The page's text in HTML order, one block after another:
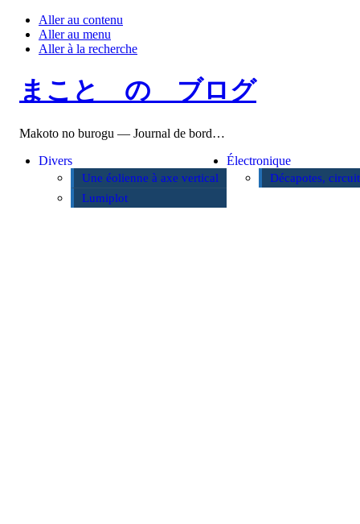
Aller au contenu
Aller au menu
Aller à la recherche
まこと の ブログ
Makoto no burogu — Journal de bord…
Divers
Une éolienne à axe vertical
Lumiplot
Électronique
Décapotes,